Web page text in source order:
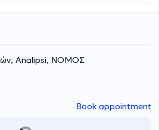
including digital scans with an
whitening, aesthetic dentistry,
endodontics and fillings, as
Analipsi, ΝΟΜΟΣ
Book appointment